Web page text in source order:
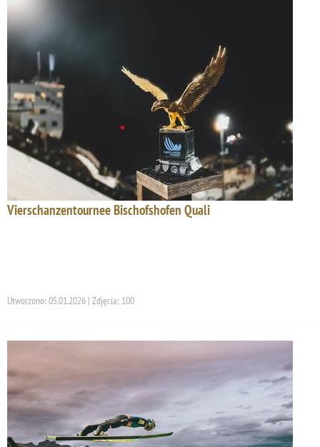
Vierschanzentournee Bischofshofen Quali
Utworzono: 05.01.2026 | Zdjęcia: 100